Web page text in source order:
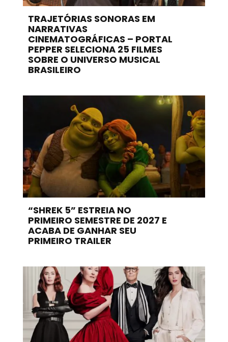
TRAJETÓRIAS SONORAS EM
NARRATIVAS
CINEMATOGRÁFICAS – PORTAL
PEPPER SELECIONA 25 FILMES
SOBRE O UNIVERSO MUSICAL
BRASILEIRO
“SHREK 5” ESTREIA NO
PRIMEIRO SEMESTRE DE 2027 E
ACABA DE GANHAR SEU
PRIMEIRO TRAILER